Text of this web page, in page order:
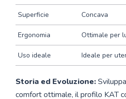
Superficie Concava
Ergonomia Ottimale per
Uso ideale Ideale per
Storia ed Evoluzione:
comfort ottimale, il profilo KAT